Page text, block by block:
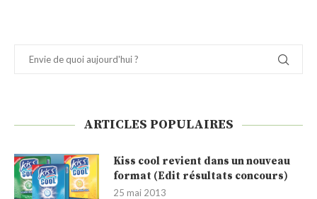
ARTICLES POPULAIRES
Kiss cool revient dans un nouveau
format (Edit résultats concours)
25 mai 2013